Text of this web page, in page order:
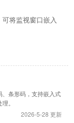
将监视窗口嵌入
条形码，支持嵌入式
。
2026-5-28 更新